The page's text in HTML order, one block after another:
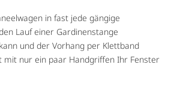
in fast jede gängige
Lauf einer Gardinenstange
und der Vorhang per Klettband
mit nur ein paar Handgriffen Ihr Fenster